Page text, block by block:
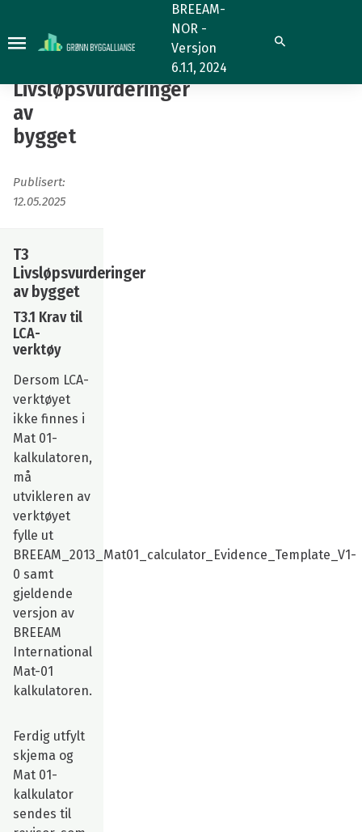
01
T3
Livsløpsvurderinger
av
bygget
BREEAM-
NOR -
Versjon
6.1.1, 2024
Søk
Mat 01
Livsløpsvurderinger
av
bygget
Publisert:
12.05.2025
T3
Livsløpsvurderinger
av bygget
T3.1 Krav til
LCA-
verktøy
Dersom LCA-
verktøyet
ikke finnes i
Mat 01-
kalkulatoren,
må
utvikleren av
verktøyet
fylle ut
BREEAM_2013_Mat01_calculator_Evidence_Template_V1-
0 samt
gjeldende
versjon av
BREEAM
International
Mat-01
kalkulatoren.
Ferdig utfylt
skjema og
Mat 01-
kalkulator
sendes til